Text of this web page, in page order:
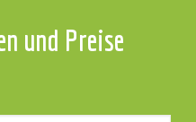
und Preise